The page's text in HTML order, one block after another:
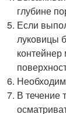
глубине
Если
луковицы
В течение